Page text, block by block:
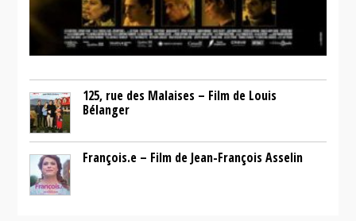
125, rue des Malaises – Film de Louis
Bélanger
François.e – Film de Jean-François Asselin